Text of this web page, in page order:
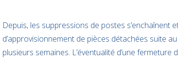
Depuis, les suppressions de postes s’enchaînent
d’approvisionnement de pièces détachées suite
plusieurs semaines. L’éventualité d’une